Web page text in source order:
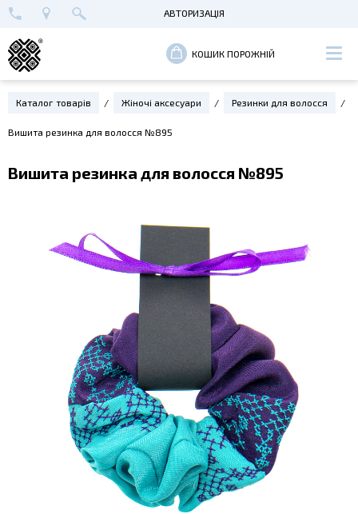
+38 (096) 652-89-00
МАЙСТЕРНЯ В КИЄВІ АВТОРИЗАЦІЯ
РЕЄСТРАЦІЯ
КОШИК ПОРОЖНІЙ
Каталог товарів Жіночі аксесуари Резинки для волосся
Вишита резинка для волосся №895
Вишита резинка для волосся №895